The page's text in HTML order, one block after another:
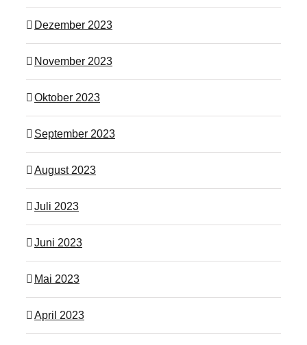
Dezember 2023
November 2023
Oktober 2023
September 2023
August 2023
Juli 2023
Juni 2023
Mai 2023
April 2023